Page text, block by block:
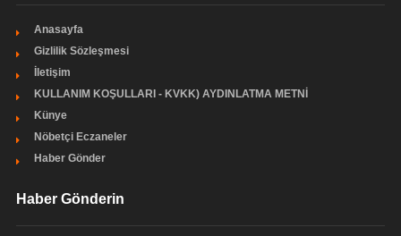
Anasayfa
Gizlilik Sözleşmesi
İletişim
KULLANIM KOŞULLARI - KVKK) AYDINLATMA METNİ
Künye
Nöbetçi Eczaneler
Haber Gönder
Haber Gönderin